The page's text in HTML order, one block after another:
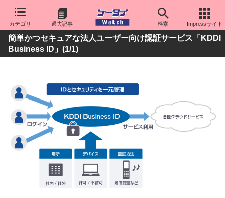
カテゴリ 過去記事 検索 Impressサイト
簡単かつセキュアな法人ユーザー向け認証サービス「KDDI
Business ID」 (1/1)